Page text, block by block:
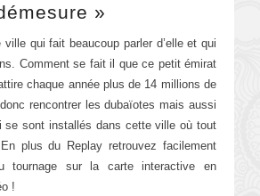
»
ville qui fait beaucoup parler d’elle et qui
Comment se fait il que ce petit émirat
chaque année plus de 14 millions de
rencontrer les dubaïotes mais aussi
se sont installés dans cette ville où tout
plus du Replay retrouvez facilement
tournage sur la carte interactive en
!